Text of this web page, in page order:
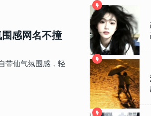
感网名不撞
带仙气氛围感，轻